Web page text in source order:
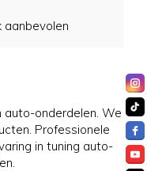
aanbevolen
auto-onderdelen. We
Professionele
in tuning auto-